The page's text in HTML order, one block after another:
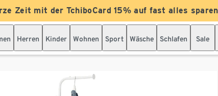
Zeit mit der TchiboCard 15% auf fast alles
Herren Kinder Wohnen Sport Wäsche Schlafen Sale